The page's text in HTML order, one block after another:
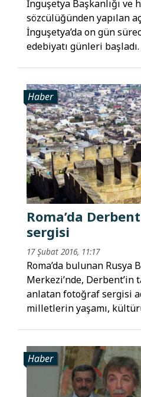
İnguşetya Başkanlığı ve
sözcülüğünden yapılan
İnguşetya’da on gün
edebiyatı günleri başladı.
Haber
Roma’da
sergisi
17 Şubat 2016, 11:17
Roma’da bulunan Rusya
Merkezi’nde,
anlatan fotoğraf sergisi
milletlerin yaşamı,
Haber